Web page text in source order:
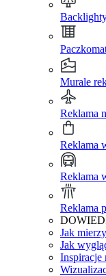
Murale
Reklama
Reklama
Reklama
Reklama
Jak
Jak
Inspiracje